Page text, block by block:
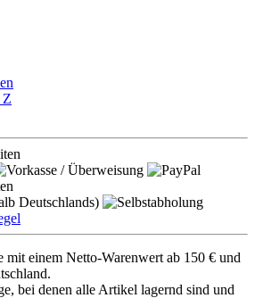
Z
einem Netto-Warenwert ab 150 € und
bei denen alle Artikel lagernd sind und